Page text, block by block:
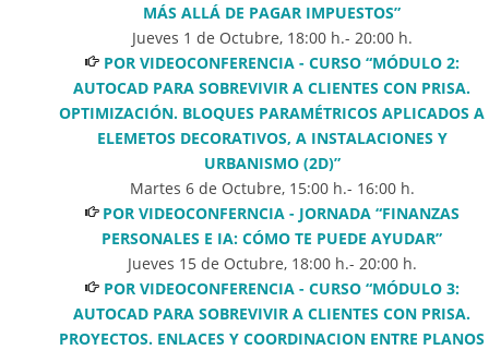
MÁS ALLÁ DE PAGAR IMPUESTOS”
Jueves 1 de Octubre, 18:00h.- 20:00h.
POR VIDEOCONFERENCIA - CURSO “MÓDULO 2:
AUTOCAD PARA SOBREVIVIR A CLIENTES CON PRISA.
OPTIMIZACIÓN. BLOQUES PARAMÉTRICOS APLICADOS A
ELEMETOS DECORATIVOS, A INSTALACIONES Y
URBANISMO (2D)”
Martes 6 de Octubre, 15:00h.- 16:00h.
POR VIDEOCONFERNCIA - JORNADA “FINANZAS
PERSONALES E IA: CÓMO TE PUEDE AYUDAR”
Jueves 15 de Octubre, 18:00h.- 20:00h.
POR VIDEOCONFERENCIA - CURSO “MÓDULO 3:
AUTOCAD PARA SOBREVIVIR A CLIENTES CON PRISA.
PROYECTOS. ENLACES Y COORDINACION ENTRE PLANOS